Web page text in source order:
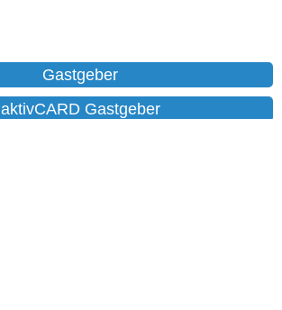
Gastgeber
aktivCARD Gastgeber